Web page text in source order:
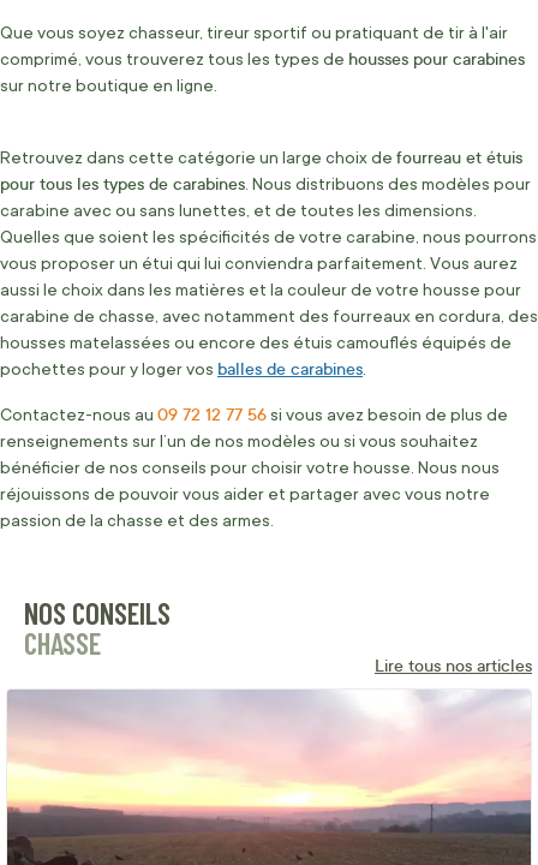
Que vous soyez chasseur, tireur sportif ou pratiquant de tir à l'air
comprimé, vous trouverez tous les types de housses pour carabines
sur notre boutique en ligne.
Retrouvez dans cette catégorie un large choix de fourreau et étuis
pour tous les types de carabines . Nous distribuons des modèles pour
carabine avec ou sans lunettes, et de toutes les dimensions.
Quelles que soient les spécificités de votre carabine, nous pourrons
vous proposer un étui qui lui conviendra parfaitement. Vous aurez
aussi le choix dans les matières et la couleur de votre housse pour
carabine de chasse, avec notamment des fourreaux en cordura, des
housses matelassées ou encore des étuis camouflés équipés de
pochettes pour y loger vos balles de carabines
Contactez-nous au 09 72 12 77 56 si vous avez besoin de plus de
renseignements sur l’un de nos modèles ou si vous souhaitez
bénéficier de nos conseils pour choisir votre housse. Nous nous
réjouissons de pouvoir vous aider et partager avec vous notre
passion de la chasse et des armes.
NOS CONSEILS
CHASSE
Lire tous nos articles